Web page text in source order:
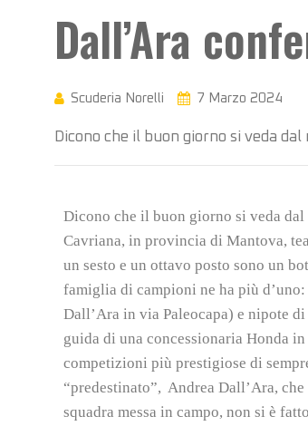
Dall’Ara
Scuderia Norelli 7 Marzo 2024
Dicono che il buon giorno si veda
Dicono che il buon giorno si veda
Cavriana, in provincia di Mantova,
un sesto e un ottavo posto sono un
famiglia di campioni ne ha più
Dall’Ara in via Paleocapa) e nipote
guida di una concessionaria Honda
competizioni più prestigiose di
“predestinato”, Andrea Dall’Ara,
squadra messa in campo, non si è